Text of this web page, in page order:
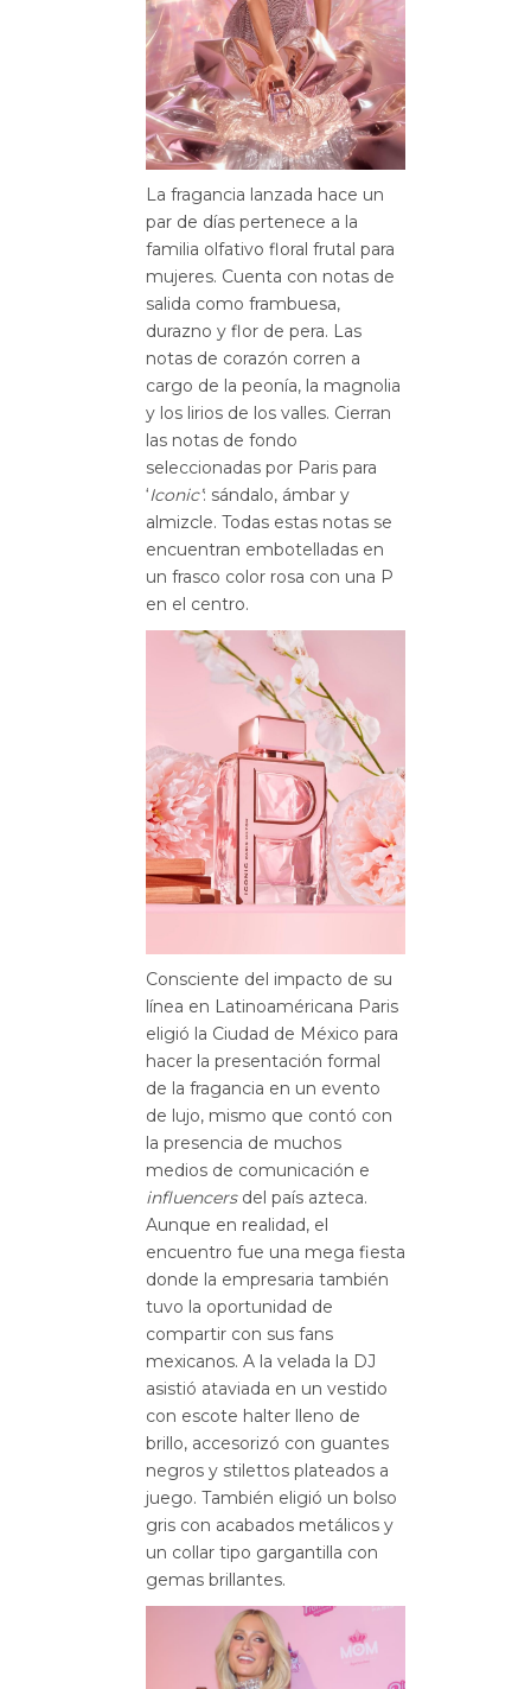
La fragancia lanzada hace un
par de días pertenece a la
familia olfativo floral frutal para
mujeres. Cuenta con notas de
salida como frambuesa,
durazno y flor de pera. Las
notas de corazón corren a
cargo de la peonía, la magnolia
y los lirios de los valles. Cierran
las notas de fondo
seleccionadas por Paris para
‘Iconic’: sándalo, ámbar y
almizcle. Todas estas notas se
encuentran embotelladas en
un frasco color rosa con una P
en el centro.
Consciente del impacto de su
línea en Latinoaméricana Paris
eligió la Ciudad de México para
hacer la presentación formal
de la fragancia en un evento
de lujo, mismo que contó con
la presencia de muchos
medios de comunicación e
influencersdel país azteca.
Aunque en realidad, el
encuentro fue una mega fiesta
donde la empresaria también
tuvo la oportunidad de
compartir con sus fans
mexicanos. A la velada la DJ
asistió ataviada en un vestido
con escote halter lleno de
brillo, accesorizó con guantes
negros y stilettos plateados a
juego. También eligió un bolso
gris con acabados metálicos y
un collar tipo gargantilla con
gemas brillantes.